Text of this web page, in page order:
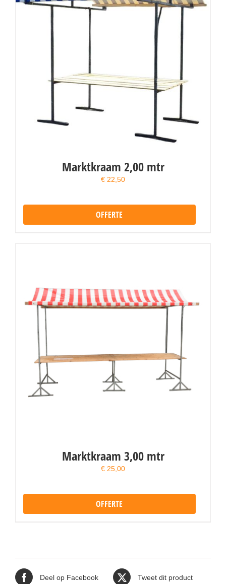
Marktkraam 2,00 mtr
€ 22,50
OFFERTE
Marktkraam 3,00 mtr
€ 25,00
OFFERTE
Deel op Facebook Tweet dit product